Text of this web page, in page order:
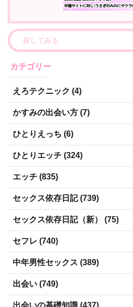
カテゴリー
えろテクニック (4)
かすみの出会い方 (7)
ひとりえっち (6)
ひとりエッチ (324)
エッチ (835)
セックス依存日記 (739)
セックス依存日記（新） (75)
セフレ (740)
中年男性セックス (389)
出会い (749)